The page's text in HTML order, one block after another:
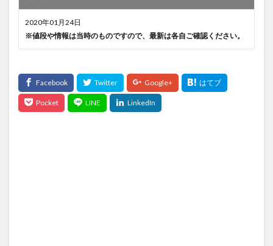
2020年01月24日
※値段や情報は当時のものですので、最新は各自ご確認ください。